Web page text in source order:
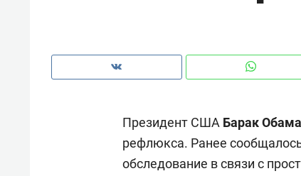
Президент США Барак Обама
рефлюкса. Ранее
обследование в связи с